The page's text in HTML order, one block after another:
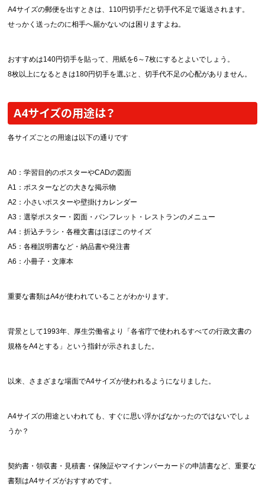
A4サイズの郵便を出すときは、110円切手だと切手代不足で返送されます。
せっかく送ったのに相手へ届かないのは困りますよね。
おすすめは140円切手を貼って、用紙を6～7枚にするとよいでしょう。
8枚以上になるときは180円切手を選ぶと、切手代不足の心配がありません。
A4サイズの用途は？
各サイズごとの用途は以下の通りです
A0：学習目的のポスターやCADの図面
A1：ポスターなどの大きな掲示物
A2：小さいポスターや壁掛けカレンダー
A3：選挙ポスター・図面・パンフレット・レストランのメニュー
A4：折込チラシ・各種文書はほぼこのサイズ
A5：各種説明書など・納品書や発注書
A6：小冊子・文庫本
重要な書類はA4が使われていることがわかります。
背景として1993年、厚生労働省より「各省庁で使われるすべての行政文書の
規格をA4とする」という指針が示されました。
以来、さまざまな場面でA4サイズが使われるようになりました。
A4サイズの用途といわれても、すぐに思い浮かばなかったのではないでしょ
うか？
契約書・領収書・見積書・保険証やマイナンバーカードの申請書など、重要な
書類はA4サイズがおすすめです。